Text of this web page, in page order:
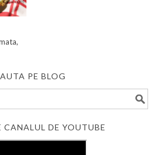
PE BLOG
CANALUL DE YOUTUBE